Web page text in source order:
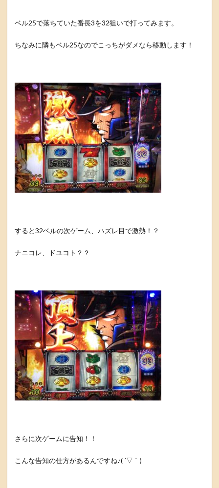
ベル25で落ちていた番長3を32狙いで打ってみます。
ちなみに隣もベル25なのでこっちがダメなら移動します！
すると32ベルの次ゲーム、ハズレ目で激熱！？
ナニコレ、ドユコト？？
さらに次ゲームに告知！！
こんな告知の仕方があるんですね♪( ´▽｀)